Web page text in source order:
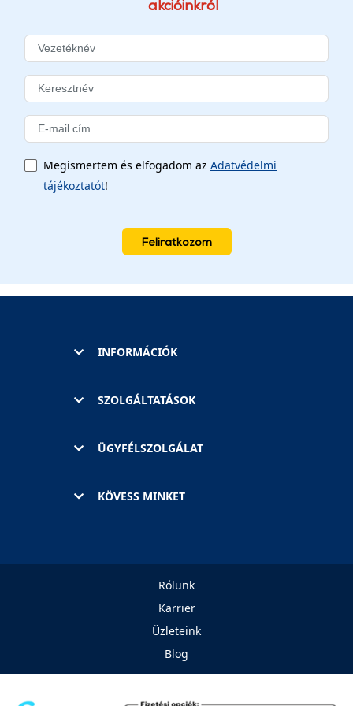
akcióinkról
Megismertem és elfogadom az Adatvédelmi
tájékoztatót!
Feliratkozom
INFORMÁCIÓK
SZOLGÁLTATÁSOK
ÜGYFÉLSZOLGÁLAT
KÖVESS MINKET
Rólunk
Karrier
Üzleteink
Blog